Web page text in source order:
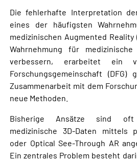
Die fehlerhafte Interpretation
eines der häufigsten
medizinischen Augmented Reality
Wahrnehmung für medizinische
verbessern, erarbeitet ein
Forschungsgemeinschaft
Zusammenarbeit mit dem
neue Methoden.
Bisherige Ansätze sind oft
medizinische 3D-Daten mittels
oder Optical See-Through AR
Ein zentrales Problem besteht